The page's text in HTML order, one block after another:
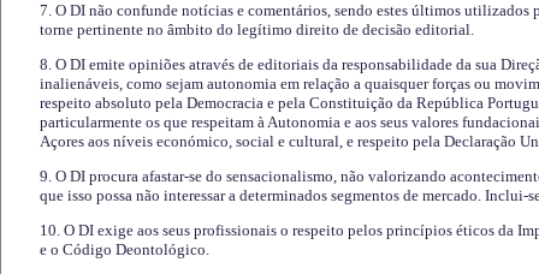
7. O DI não confunde notícias e comentários, sendo estes últimos utilizados
torne pertinente no âmbito do legítimo direito de decisão editorial.
8. O DI emite opiniões através de editoriais da responsabilidade da sua
inalienáveis, como sejam autonomia em relação a quaisquer forças ou
respeito absoluto pela Democracia e pela Constituição da República
particularmente os que respeitam à Autonomia e aos seus valores
Açores aos níveis económico, social e cultural, e respeito pela Declaração
9. O DI procura afastar-se do sensacionalismo, não valorizando
que isso possa não interessar a determinados segmentos de mercado.
10. O DI exige aos seus profissionais o respeito pelos princípios éticos da
e o Código Deontológico.